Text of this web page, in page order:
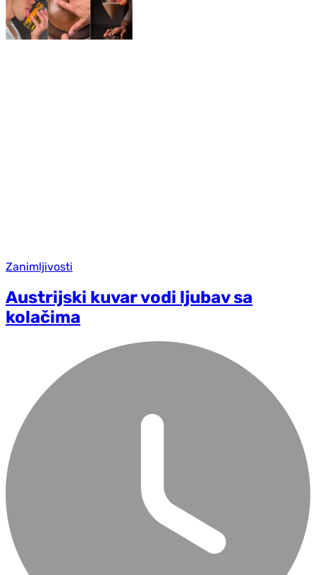
Zanimljivosti
Austrijski kuvar vodi ljubav sa
kolačima